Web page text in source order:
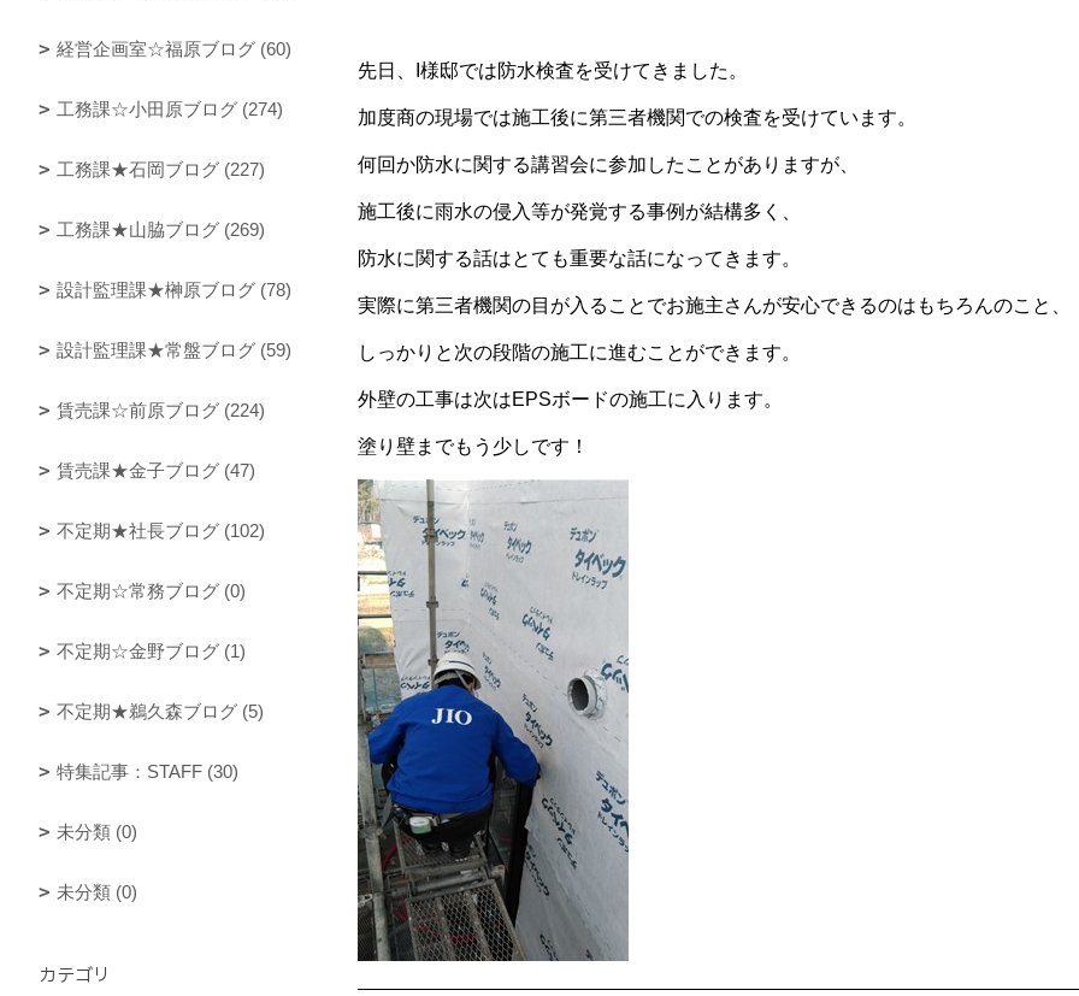
先日、I様邸では防水検査を受けてきました。
加度商の現場では施工後に第三者機関での検査を受けています。
何回か防水に関する講習会に参加したことがありますが、
施工後に雨水の侵入等が発覚する事例が結構多く、
防水に関する話はとても重要な話になってきます。
実際に第三者機関の目が入ることでお施主さんが安心できるのはもちろんのこと、
しっかりと次の段階の施工に進むことができます。
外壁の工事は次はEPSボードの施工に入ります。
塗り壁までもう少しです！
経営企画室☆福原ブログ (60)
工務課☆小田原ブログ (274)
工務課★石岡ブログ (227)
工務課★山脇ブログ (269)
設計監理課★榊原ブログ (78)
設計監理課★常盤ブログ (59)
賃売課☆前原ブログ (224)
賃売課★金子ブログ (47)
不定期★社長ブログ (102)
不定期☆常務ブログ (0)
不定期☆金野ブログ (1)
不定期★鵜久森ブログ (5)
特集記事：STAFF (30)
未分類 (0)
未分類 (0)
カテゴリ